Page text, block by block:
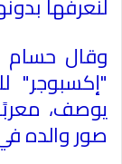
وقال حسام
"إكسبوجر"
يوصف،
صور والده